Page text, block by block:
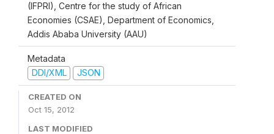
(IFPRI), Centre for the study of African
Economies (CSAE), Department of Economics,
Addis Ababa University (AAU)
Metadata
DDI/XML
JSON
CREATED ON
Oct 15, 2012
LAST MODIFIED